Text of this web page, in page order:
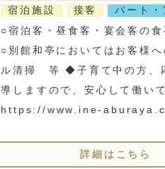
宿泊施設
接客
パート・
○宿泊客・昼食客・宴会客の
○別館和亭においてはお客様
ル清掃 等 ◆子育て中の方、
導しますので、安心して働い
https://www.ine-
詳細はこちら